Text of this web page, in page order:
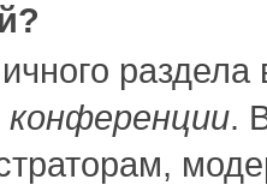
конференции.